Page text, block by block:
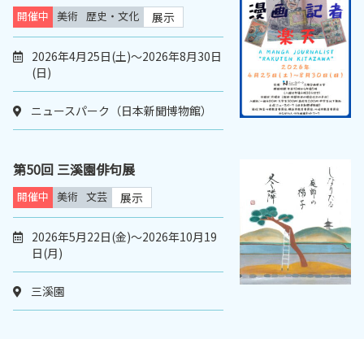
開催中 美術 歴史・文化 展示
2026年4月25日(土)～2026年8月30日
(日)
ニュースパーク（日本新聞博物館）
第50回 三溪園俳句展
開催中 美術 文芸 展示
2026年5月22日(金)～2026年10月19
日(月)
三溪園